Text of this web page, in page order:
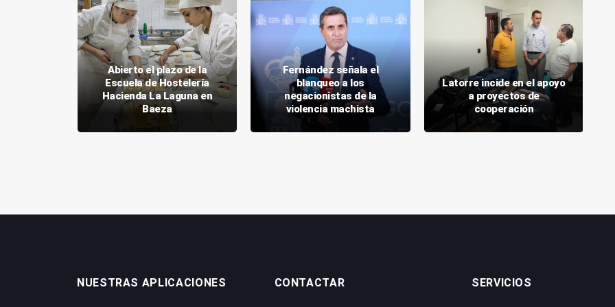
Abierto el plazo de la
Escuela de Hostelería
Hacienda La Laguna en
Baeza
Fernández señala el
blanqueo a los
negacionistas de la
violencia machista
Latorre incide en el apoyo
a proyectos de
cooperación
NUESTRAS APLICACIONES CONTACTAR SERVICIOS